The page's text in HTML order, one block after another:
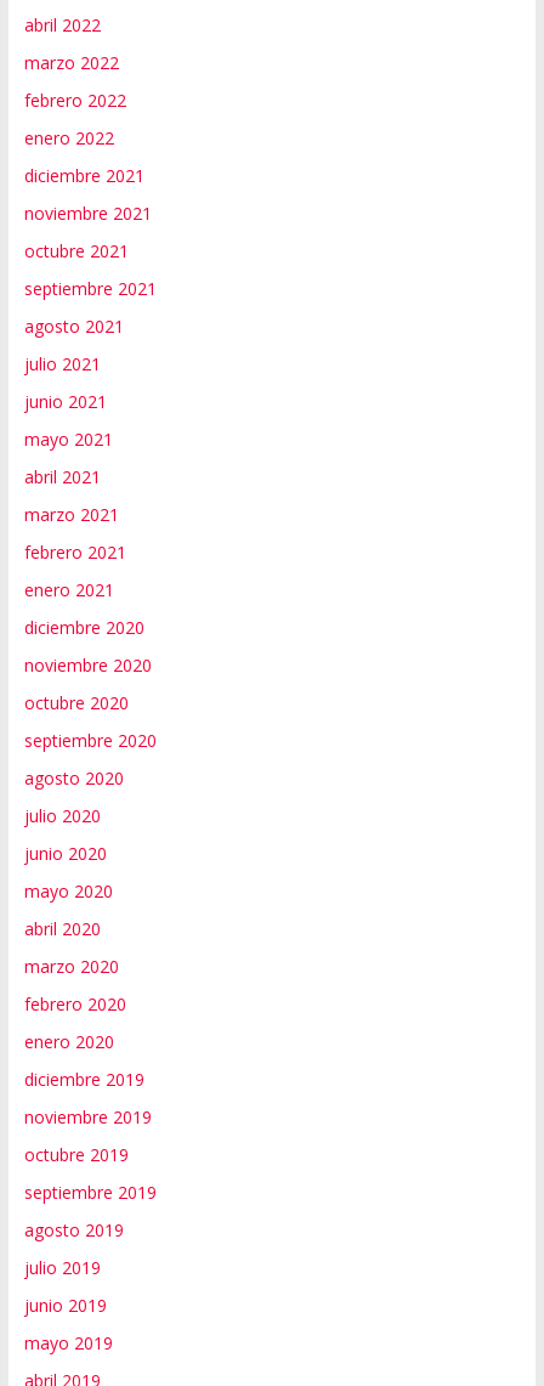
abril 2022
marzo 2022
febrero 2022
enero 2022
diciembre 2021
noviembre 2021
octubre 2021
septiembre 2021
agosto 2021
julio 2021
junio 2021
mayo 2021
abril 2021
marzo 2021
febrero 2021
enero 2021
diciembre 2020
noviembre 2020
octubre 2020
septiembre 2020
agosto 2020
julio 2020
junio 2020
mayo 2020
abril 2020
marzo 2020
febrero 2020
enero 2020
diciembre 2019
noviembre 2019
octubre 2019
septiembre 2019
agosto 2019
julio 2019
junio 2019
mayo 2019
abril 2019